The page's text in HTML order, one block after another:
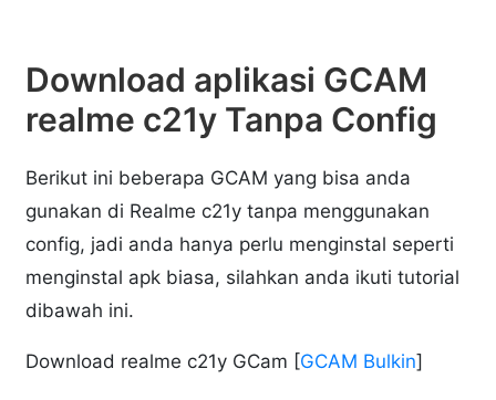
Download aplikasi GCAM
realme c21y Tanpa Config
Berikut ini beberapa GCAM yang bisa anda
gunakan di Realme c21y tanpa menggunakan
config, jadi anda hanya perlu menginstal seperti
menginstal apk biasa, silahkan anda ikuti tutorial
dibawah ini.
Download realme c21y GCam [GCAM Bulkin]